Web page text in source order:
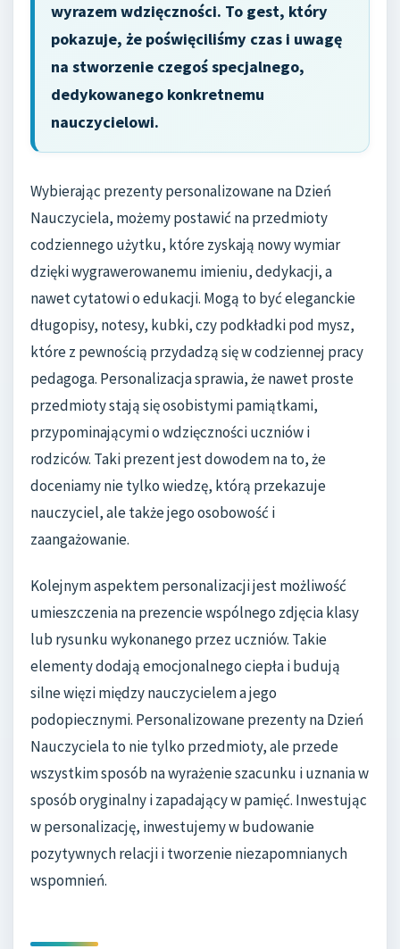
wyrazem wdzięczności. To gest, który
pokazuje, że poświęciliśmy czas i uwagę
na stworzenie czegoś specjalnego,
dedykowanego konkretnemu
nauczycielowi.
Wybierając prezenty personalizowane na Dzień
Nauczyciela, możemy postawić na przedmioty
codziennego użytku, które zyskają nowy wymiar
dzięki wygrawerowanemu imieniu, dedykacji, a
nawet cytatowi o edukacji. Mogą to być eleganckie
długopisy, notesy, kubki, czy podkładki pod mysz,
które z pewnością przydadzą się w codziennej pracy
pedagoga. Personalizacja sprawia, że nawet proste
przedmioty stają się osobistymi pamiątkami,
przypominającymi o wdzięczności uczniów i
rodziców. Taki prezent jest dowodem na to, że
doceniamy nie tylko wiedzę, którą przekazuje
nauczyciel, ale także jego osobowość i
zaangażowanie.
Kolejnym aspektem personalizacji jest możliwość
umieszczenia na prezencie wspólnego zdjęcia klasy
lub rysunku wykonanego przez uczniów. Takie
elementy dodają emocjonalnego ciepła i budują
silne więzi między nauczycielem a jego
podopiecznymi. Personalizowane prezenty na Dzień
Nauczyciela to nie tylko przedmioty, ale przede
wszystkim sposób na wyrażenie szacunku i uznania w
sposób oryginalny i zapadający w pamięć. Inwestując
w personalizację, inwestujemy w budowanie
pozytywnych relacji i tworzenie niezapomnianych
wspomnień.